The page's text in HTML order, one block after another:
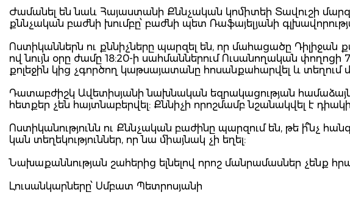
Ժամանել են նաև Հայաստանի Քննչական կոմիտեի Տավուշի
քննչական բաժնի խումբը՝ բաժնի պետ Ռաֆայելյանի
Ոստիկաններն ու քննիչները պարզել են, որ մահացածը
ով նույն օրը ժամը 18:20-ի սահմաններում Ուսանողական
քոլեջին կից չգործող կաթսայատանը հոսանքահարվել և տեղում
Դատաբժիշկ Ավետիսյանի նախնական եզրակացության
հետքեր չեն հայտնաբերվել: Քննիչի որոշմամբ նշանակվել է
Ոստիկանությունն ու Քննչական բաժինը պարզում են, թե ի՞նչ
կան տեղեկություններ, որ նա միայնակ չի եղել:
Նախաքաննության շահերից ելնելով որոշ մանրամասներ չենք
Լուսանկարները՝ Սմբատ Պետրոսյանի